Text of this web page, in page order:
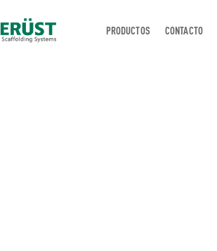
PRODUCTOS CONTACTO